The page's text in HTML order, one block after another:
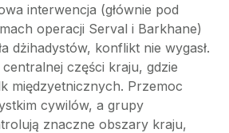
interwencja (głównie pod
operacji Serval i Barkhane)
dżihadystów, konflikt nie wygasł.
centralnej części kraju, gdzie
międzyetnicznych. Przemoc
cywilów, a grupy
znaczne obszary kraju,